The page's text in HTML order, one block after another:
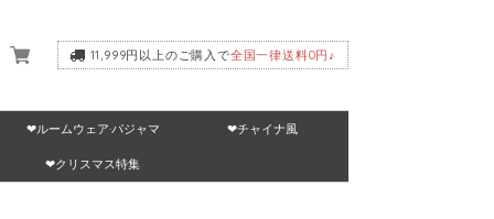
11,999円以上のご購入で全国一律送料0円♪
❤ルームウェア·パジャマ ❤チャイナ風
❤クリスマス特集